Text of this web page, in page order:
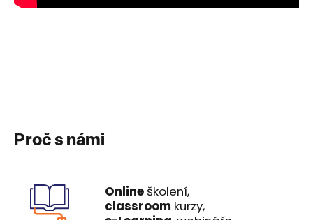
Proč s námi
Onlineškolení,
classroom kurzy,